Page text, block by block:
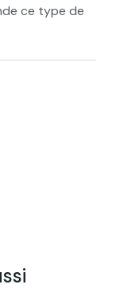
ce type de